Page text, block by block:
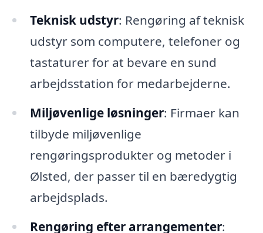
Teknisk udstyr: Rengøring af teknisk
udstyr som computere, telefoner og
tastaturer for at bevare en sund
arbejdsstation for medarbejderne.
Miljøvenlige løsninger: Firmaer kan
tilbyde miljøvenlige
rengøringsprodukter og metoder i
Ølsted, der passer til en bæredygtig
arbejdsplads.
Rengøring efter arrangementer: